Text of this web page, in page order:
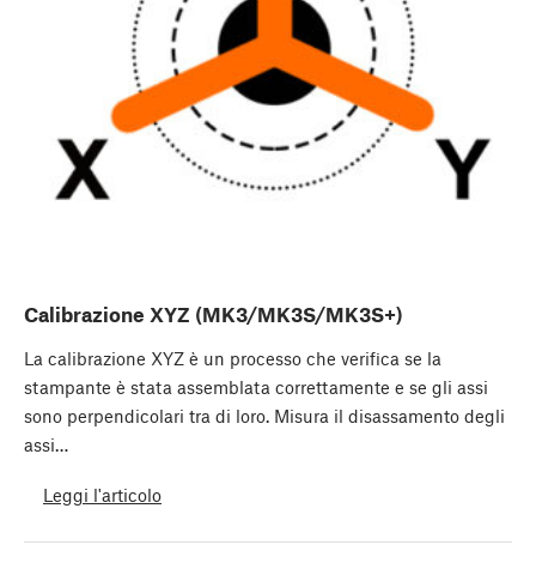
Calibrazione XYZ (MK3/MK3S/MK3S+)
La calibrazione XYZ è un processo che verifica se la
stampante è stata assemblata correttamente e se gli assi
sono perpendicolari tra di loro. Misura il disassamento degli
assi…
Leggi l'articolo